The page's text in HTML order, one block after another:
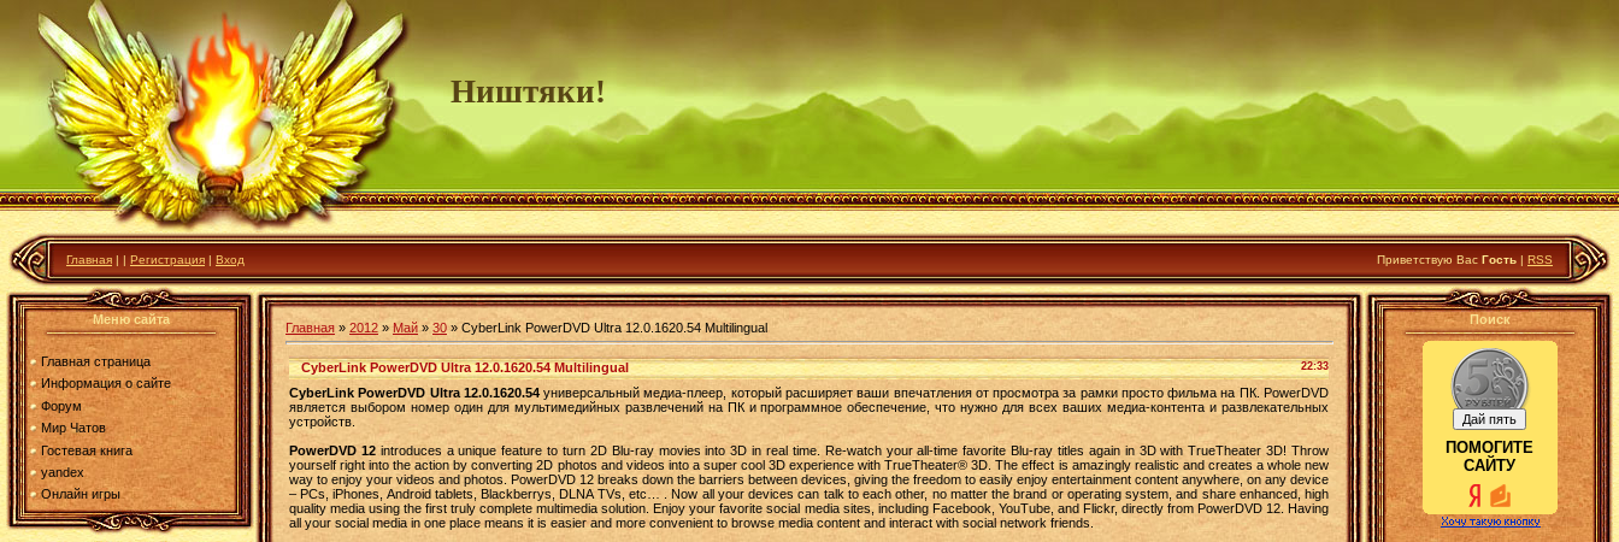
Ништяки!
Главная | | Регистрация | Вход Приветствую Вас Гость | RSS
Меню сайта
Главная страница
Информация о сайте
Форум
Мир Чатов
Гостевая книга
yandex
Онлайн игры
Главная » 2012 » Май » 30 » CyberLink PowerDVD Ultra 12.0.1620.54 Multilingual
22:33
CyberLink PowerDVD Ultra 12.0.1620.54 Multilingual
CyberLink PowerDVD Ultra 12.0.1620.54универсальный медиа-плеер, который расширяет ваши впечатления от просмотра за рамки просто фильма на ПК. PowerDVD
является выбором номер один для мультимедийных развлечений на ПК и программное обеспечение, что нужно для всех ваших медиа-контента и развлекательных
устройств.
PowerDVD 12introduces a unique feature to turn 2D Blu-ray movies into 3D in real time. Re-watch your all-time favorite Blu-ray titles again in 3D with TrueTheater 3D! Throw
yourself right into the action by converting 2D photos and videos into a super cool 3D experience with TrueTheater® 3D. The effect is amazingly realistic and creates a whole new
way to enjoy your videos and photos. PowerDVD 12 breaks down the barriers between devices, giving the freedom to easily enjoy entertainment content anywhere, on any device
– PCs, iPhones, Android tablets, Blackberrys, DLNA TVs, etc… . Now all your devices can talk to each other, no matter the brand or operating system, and share enhanced, high
quality media using the first truly complete multimedia solution. Enjoy your favorite social media sites, including Facebook, YouTube, and Flickr, directly from PowerDVD 12. Having
all your social media in one place means it is easier and more convenient to browse media content and interact with social network friends.
Поиск
ПОМОГИТЕ
САЙТУ